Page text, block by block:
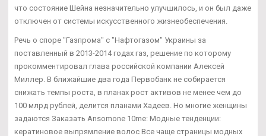
что состояние Шейна незначительно улучшилось, и он был даже
отключен от системы искусственного жизнеобеспечения.
Речь о споре "Газпрома" с "Нафтогазом" Украины за
поставленный в 2013-2014 годах газ, решение по которому
прокомментировал глава российской компании Алексей
Миллер. В ближайшие два года Первобанк не собирается
снижать темпы роста, в планах рост активов не менее чем до
100 млрд рублей, делится планами Хадеев. Но многие женщины
задаются Заказать Ansomone 10me: Модные тенденции:
кератиновое выпрямление волос Все чаще страницы модных